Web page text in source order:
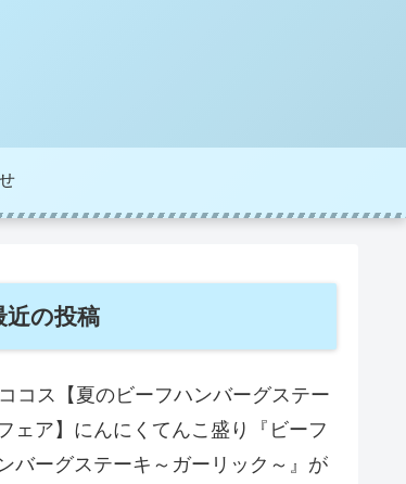
近の投稿
ココス【夏のビーフハンバーグステー
ェア】にんにくてんこ盛り『ビーフ
バーグステーキ～ガーリック～』が